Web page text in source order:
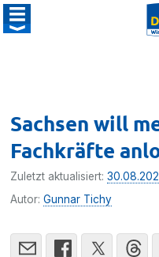
Sachsen will
Fachkräfte
Zuletzt aktualisiert:
Autor:Gunnar Tichy